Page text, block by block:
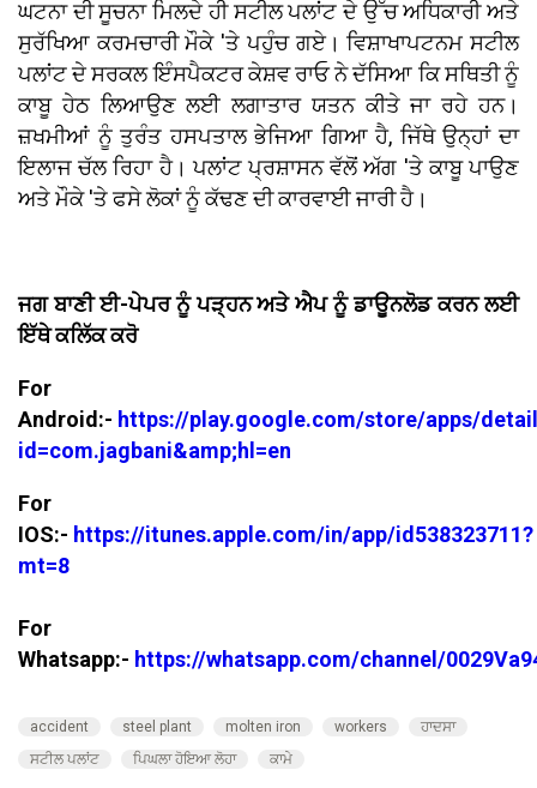
ਘਟਨਾ ਦੀ ਸੂਚਨਾ ਮਿਲਦੇ ਹੀ ਸਟੀਲ ਪਲਾਂਟ ਦੇ ਉੱਚ ਅਧਿਕਾਰੀ ਅਤੇ
ਸੁਰੱਖਿਆ ਕਰਮਚਾਰੀ ਮੌਕੇ 'ਤੇ ਪਹੁੰਚ ਗਏ। ਵਿਸ਼ਾਖਾਪਟਨਮ ਸਟੀਲ
ਪਲਾਂਟ ਦੇ ਸਰਕਲ ਇੰਸਪੈਕਟਰ ਕੇਸ਼ਵ ਰਾਓ ਨੇ ਦੱਸਿਆ ਕਿ ਸਥਿਤੀ ਨੂੰ
ਕਾਬੂ ਹੇਠ ਲਿਆਉਣ ਲਈ ਲਗਾਤਾਰ ਯਤਨ ਕੀਤੇ ਜਾ ਰਹੇ ਹਨ।
ਜ਼ਖਮੀਆਂ ਨੂੰ ਤੁਰੰਤ ਹਸਪਤਾਲ ਭੇਜਿਆ ਗਿਆ ਹੈ, ਜਿੱਥੇ ਉਨ੍ਹਾਂ ਦਾ
ਇਲਾਜ ਚੱਲ ਰਿਹਾ ਹੈ। ਪਲਾਂਟ ਪ੍ਰਸ਼ਾਸਨ ਵੱਲੋਂ ਅੱਗ 'ਤੇ ਕਾਬੂ ਪਾਉਣ
ਅਤੇ ਮੌਕੇ 'ਤੇ ਫਸੇ ਲੋਕਾਂ ਨੂੰ ਕੱਢਣ ਦੀ ਕਾਰਵਾਈ ਜਾਰੀ ਹੈ।
ਜਗ ਬਾਣੀ ਈ-ਪੇਪਰ ਨੂੰ ਪੜ੍ਹਨ ਅਤੇ ਐਪ ਨੂੰ ਡਾਊਨਲੋਡ ਕਰਨ ਲਈ
ਇੱਥੇ ਕਲਿੱਕ ਕਰੋ
For
Android:- https://play.google.com/store/apps/
id=com.jagbani&amp;hl=en
For
IOS:- https://itunes.apple.com/in/app/id538323711?
mt=8
For
Whatsapp:- https://whatsapp.com/channel/
accident steel plant molten iron workers
ਹਾਦਸਾ
ਸਟੀਲ ਪਲਾਂਟ
ਪਿਘਲਾ ਹੋਇਆ ਲੋਹਾ ਕਾਮੇ